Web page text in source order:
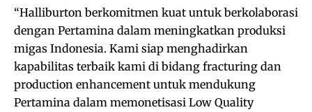
“Halliburton berkomitmen kuat untuk berkolaborasi
dengan Pertamina dalam meningkatkan produksi
migas Indonesia. Kami siap menghadirkan
kapabilitas terbaik kami di bidang fracturing dan
production enhancement untuk mendukung
Pertamina dalam memonetisasi Low Quality